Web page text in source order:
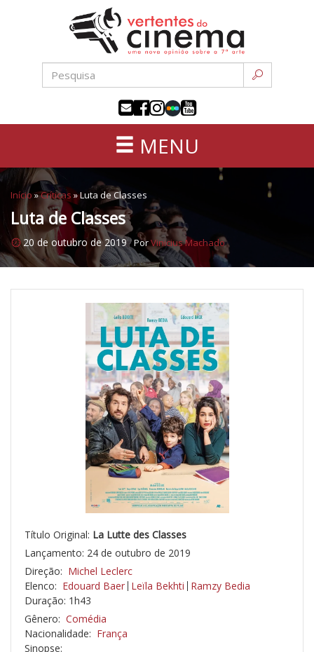
conteúdo
sétima
MENU
Início »Críticas »Luta de Classes
Luta de Classes
20 de outubro de 2019 PorVinicius Machado
Título Original: La Lutte des Classes
Lançamento: 24 de outubro de 2019
Direção: Michel Leclerc
Elenco: Edouard Baer Leïla Bekhti Ramzy Bedia
Duração: 1h43
Gênero: Comédia
Nacionalidade: França
Sinopse: